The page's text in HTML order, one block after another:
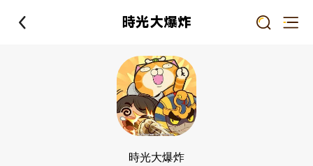
時光大爆炸
時光大爆炸